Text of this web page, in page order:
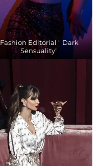
Fashion Editorial " Dark
Sensuality"